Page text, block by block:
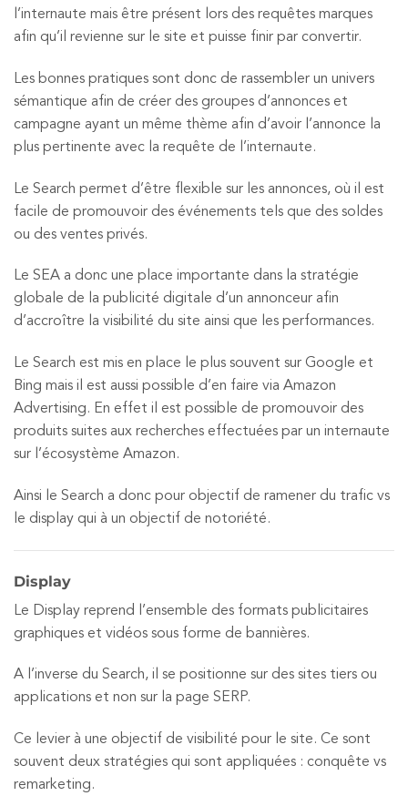
l’internaute mais être présent lors des requêtes marques
afin qu’il revienne sur le site et puisse finir par convertir.
Les bonnes pratiques sont donc de rassembler un univers
sémantique afin de créer des groupes d’annonces et
campagne ayant un même thème afin d’avoir l’annonce la
plus pertinente avec la requête de l’internaute.
Le Search permet d’être flexible sur les annonces, où il est
facile de promouvoir des événements tels que des soldes
ou des ventes privés.
Le SEA a donc une place importante dans la stratégie
globale de la publicité digitale d’un annonceur afin
d’accroître la visibilité du site ainsi que les performances.
Le Search est mis en place le plus souvent sur Google et
Bing mais il est aussi possible d’en faire via Amazon
Advertising. En effet il est possible de promouvoir des
produits suites aux recherches effectuées par un internaute
sur l’écosystème Amazon.
Ainsi le Search a donc pour objectif de ramener du trafic vs
le display qui à un objectif de notoriété.
Display
Le Display reprend l’ensemble des formats publicitaires
graphiques et vidéos sous forme de bannières.
A l’inverse du Search, il se positionne sur des sites tiers ou
applications et non sur la page SERP.
Ce levier à une objectif de visibilité pour le site. Ce sont
souvent deux stratégies qui sont appliquées : conquête vs
remarketing.